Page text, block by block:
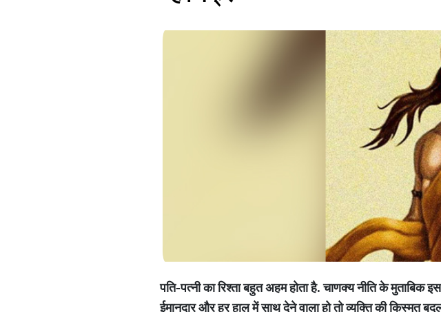
पति-पत्‍नी का रिश्‍ता बहुत अहम होता है. चाणक्‍य नीति के मुताबिक
ईमानदार और हर हाल में साथ देने वाला हो तो व्‍यक्ति की किस्‍मत